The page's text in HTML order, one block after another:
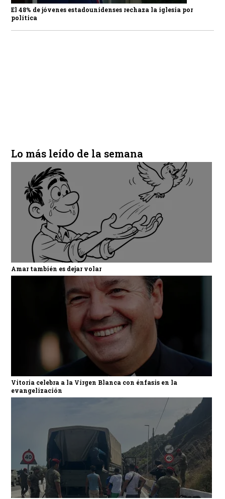
El 48% de jóvenes estadounidenses rechaza la iglesia por
política
Lo más leído de la semana
Amar también es dejar volar
Vitoria celebra a la Virgen Blanca con énfasis en la
evangelización